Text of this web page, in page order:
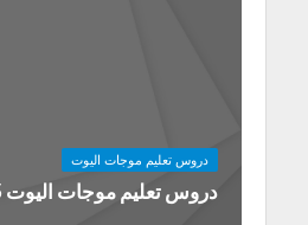
دروس تعليم موجات اليوت
دروس تعليم موجات اليوت 5